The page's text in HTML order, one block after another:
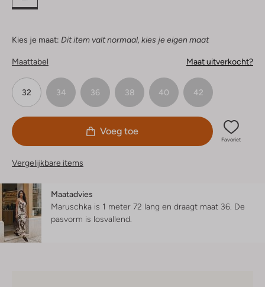
Kies je maat: Dit item valt normaal, kies je eigen maat
Maattabel Maat uitverkocht?
32 34 36 38 40 42
Voeg toe
Favoriet
Vergelijkbare items
Maatadvies
Maruschka is 1 meter 72 lang en draagt maat 36. De
pasvorm is losvallend